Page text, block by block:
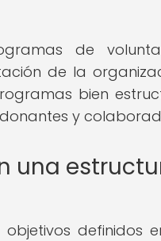
de
de la
bien
y
una
definidos